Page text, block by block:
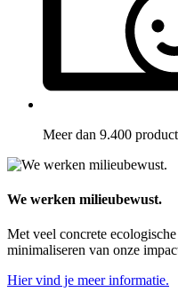
Meer dan 9.400
We werken milieubewust.
Met veel concrete
minimaliseren van onze
Hier vind je meer informatie.